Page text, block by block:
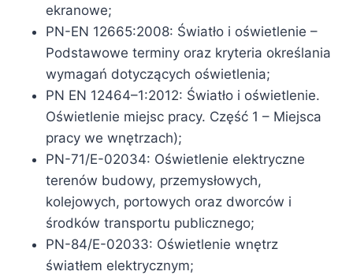
ekranowe;
PN-EN 12665:2008: Światło i oświetlenie –
Podstawowe terminy oraz kryteria określania
wymagań dotyczących oświetlenia;
PN EN 12464–1:2012: Światło i oświetlenie.
Oświetlenie miejsc pracy. Część 1 – Miejsca
pracy we wnętrzach);
PN-71/E-02034: Oświetlenie elektryczne
terenów budowy, przemysłowych,
kolejowych, portowych oraz dworców i
środków transportu publicznego;
PN-84/E-02033: Oświetlenie wnętrz
światłem elektrycznym;